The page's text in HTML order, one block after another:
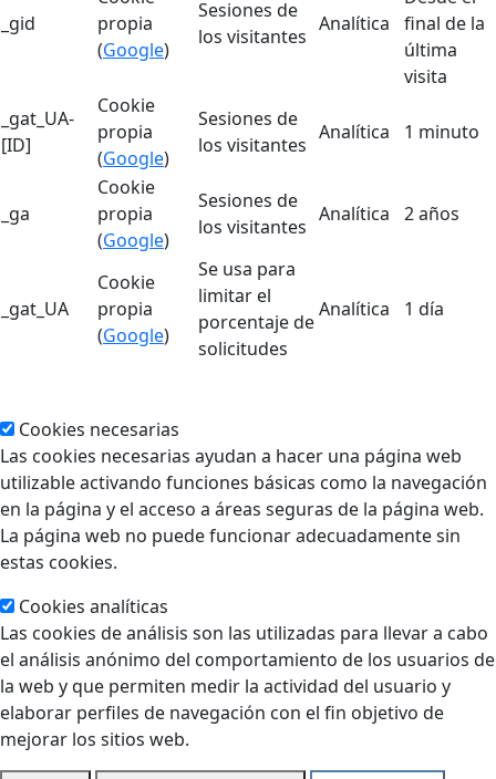
_gid
propia
(Google)
Sesiones de
los visitantes
Analítica
final de la
última
visita
_gat_UA-
[ID]
Cookie
propia
(Google)
Sesiones de
los visitantes
Analítica 1 minuto
_ga
Cookie
propia
(Google)
Sesiones de
los visitantes
Analítica 2 años
_gat_UA
Cookie
propia
(Google)
Se usa para
limitar el
porcentaje de
solicitudes
Analítica 1 día
Cookies necesarias
Las cookies necesarias ayudan a hacer una página web
utilizable activando funciones básicas como la navegación
en la página y el acceso a áreas seguras de la página web.
La página web no puede funcionar adecuadamente sin
estas cookies.
Cookies analíticas
Las cookies de análisis son las utilizadas para llevar a cabo
el análisis anónimo del comportamiento de los usuarios de
la web y que permiten medir la actividad del usuario y
elaborar perfiles de navegación con el fin objetivo de
mejorar los sitios web.